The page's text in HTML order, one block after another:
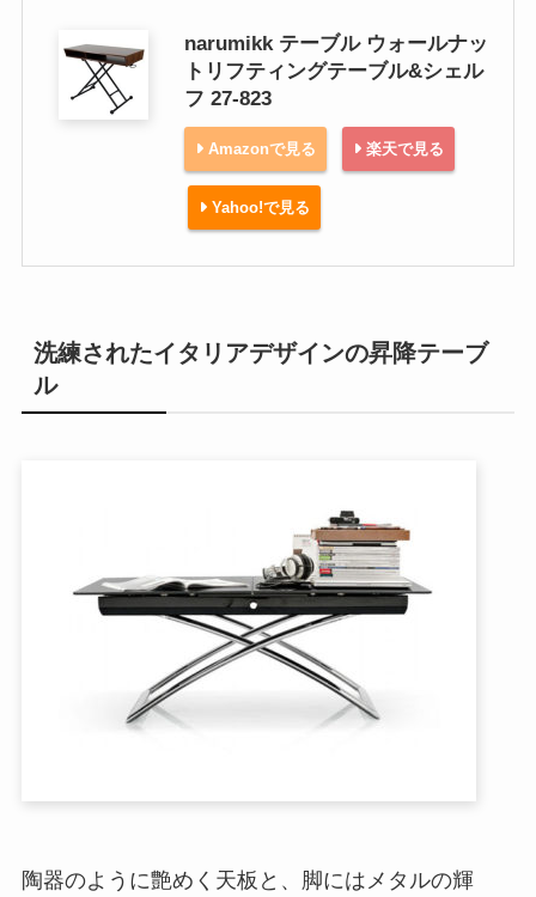
narumikk テーブル ウォールナッ
トリフティングテーブル&シェル
フ 27-823
Amazonで見る 楽天で見る
Yahoo!で見る
洗練されたイタリアデザインの昇降テーブ
ル
陶器のように艶めく天板と、脚にはメタルの輝